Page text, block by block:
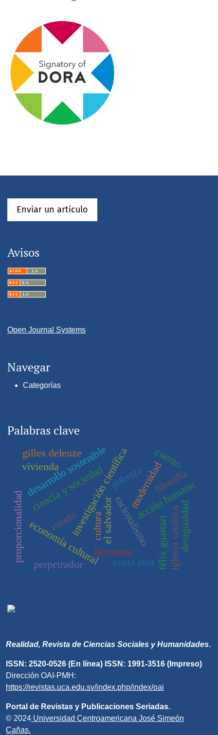
Enviar un artículo
Avisos
Open Journal Systems
Navegar
Categorías
Palabras clave
racionalismo
modernidad
investigación científica
ciencia y sociedad acción humana
desarrollo sostenible
cultura
economía culturalel salvador
literatura
cuento
gilles deleuze
félix guattari
estado
vivienda pobreza
iglesia católica
filosofía
costa rica
desigualdad
proporcionalidad
perpetrador
Realidad, Revista de Ciencias Sociales y Humanidades.
ISSN: 2520-0526 (En línea) ISSN: 1991-3516 (Impreso)
Dirección OAI-PMH:
https://revistas.uca.edu.sv/index.php/index/oai
Portal de Revistas y Publicaciones Seriadas.
© 2024 Universidad Centroamericana José Simeón
Cañas.